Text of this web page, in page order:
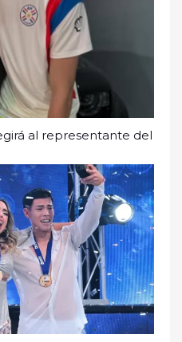
al representante del